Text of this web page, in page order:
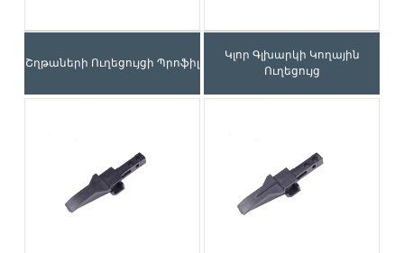
Շղթաների Ուղեցույցի Պրոֆիլ
Կլոր Գլխարկի Կողային
Ուղեցույց